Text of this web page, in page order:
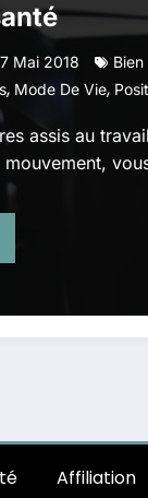
7 Mai 2018 Bien
, Mode De Vie,
assis au
mouvement,
Affiliation